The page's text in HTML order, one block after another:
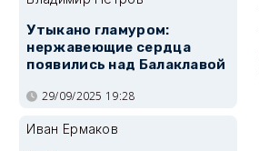
Утыкано гламуром:
нержавеющие сердца
появились над Балаклавой
29/09/2025 19:28
Иван Ермаков